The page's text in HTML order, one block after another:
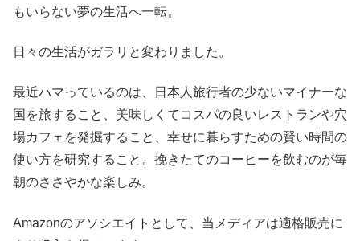
もいらない夢の生活へ一転。
日々の生活がガラリと変わりました。
最近ハマっているのは、日本人旅行者の少ないマイナーな
国を旅すること、美味しくてコスパの良いレストランや穴
場カフェを発掘すること、幸せに暮らすための賢い時間の
使い方を研究すること。挽きたてのコーヒーを飲むのが毎
朝のささやかな楽しみ。
Amazonのアソシエイトとして、当メディアは適格販売に